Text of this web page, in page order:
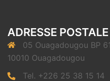
ADRESSE
05 Ouagadougou BP
10010 Ouagadougou
Tel. +226 25 38 15 14